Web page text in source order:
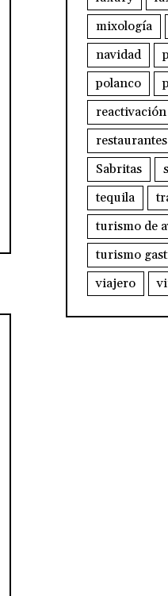
mixología
navidad
polanco
reactivación
restaurantes
Sabritas
tequila
turismo de
turismo
viajero